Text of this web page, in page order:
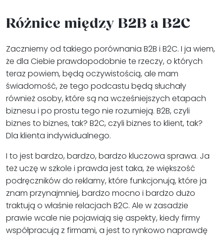
Różnice między B2B a B2C
Zaczniemy od takiego porównania B2B i B2C. I ja wiem,
że dla Ciebie prawdopodobnie te rzeczy, o których
teraz powiem, będą oczywistością, ale mam
świadomość, że tego podcastu będą słuchały
również osoby, które są na wcześniejszych etapach
biznesu i po prostu tego nie rozumieją. B2B, czyli
biznes to biznes, tak? B2C, czyli biznes to klient, tak?
Dla klienta indywidualnego.
I to jest bardzo, bardzo, bardzo kluczowa sprawa. Ja
też uczę w szkole i prawda jest taka, że większość
podręczników do reklamy, które funkcjonują, które ja
znam przynajmniej, bardzo mocno i bardzo dużo
traktują o właśnie relacjach B2C. Ale w zasadzie
prawie wcale nie pojawiają się aspekty, kiedy firmy
współpracują z firmami, a jest to rynkowo naprawdę